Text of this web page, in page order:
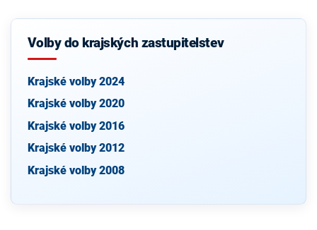
Volby do krajských zastupitelstev
Krajské volby 2024
Krajské volby 2020
Krajské volby 2016
Krajské volby 2012
Krajské volby 2008